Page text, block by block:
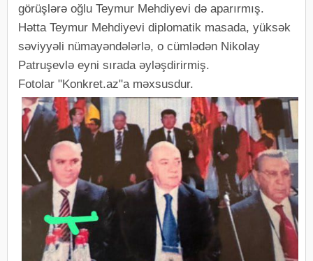
görüşlərə oğlu Teymur Mehdiyevi də aparırmış.
Hətta Teymur Mehdiyevi diplomatik masada, yüksək
səviyyəli nümayəndələrlə, o cümlədən Nikolay
Patruşevlə eyni sırada əyləşdirirmiş.
Fotolar "Konkret.az"a məxsusdur.